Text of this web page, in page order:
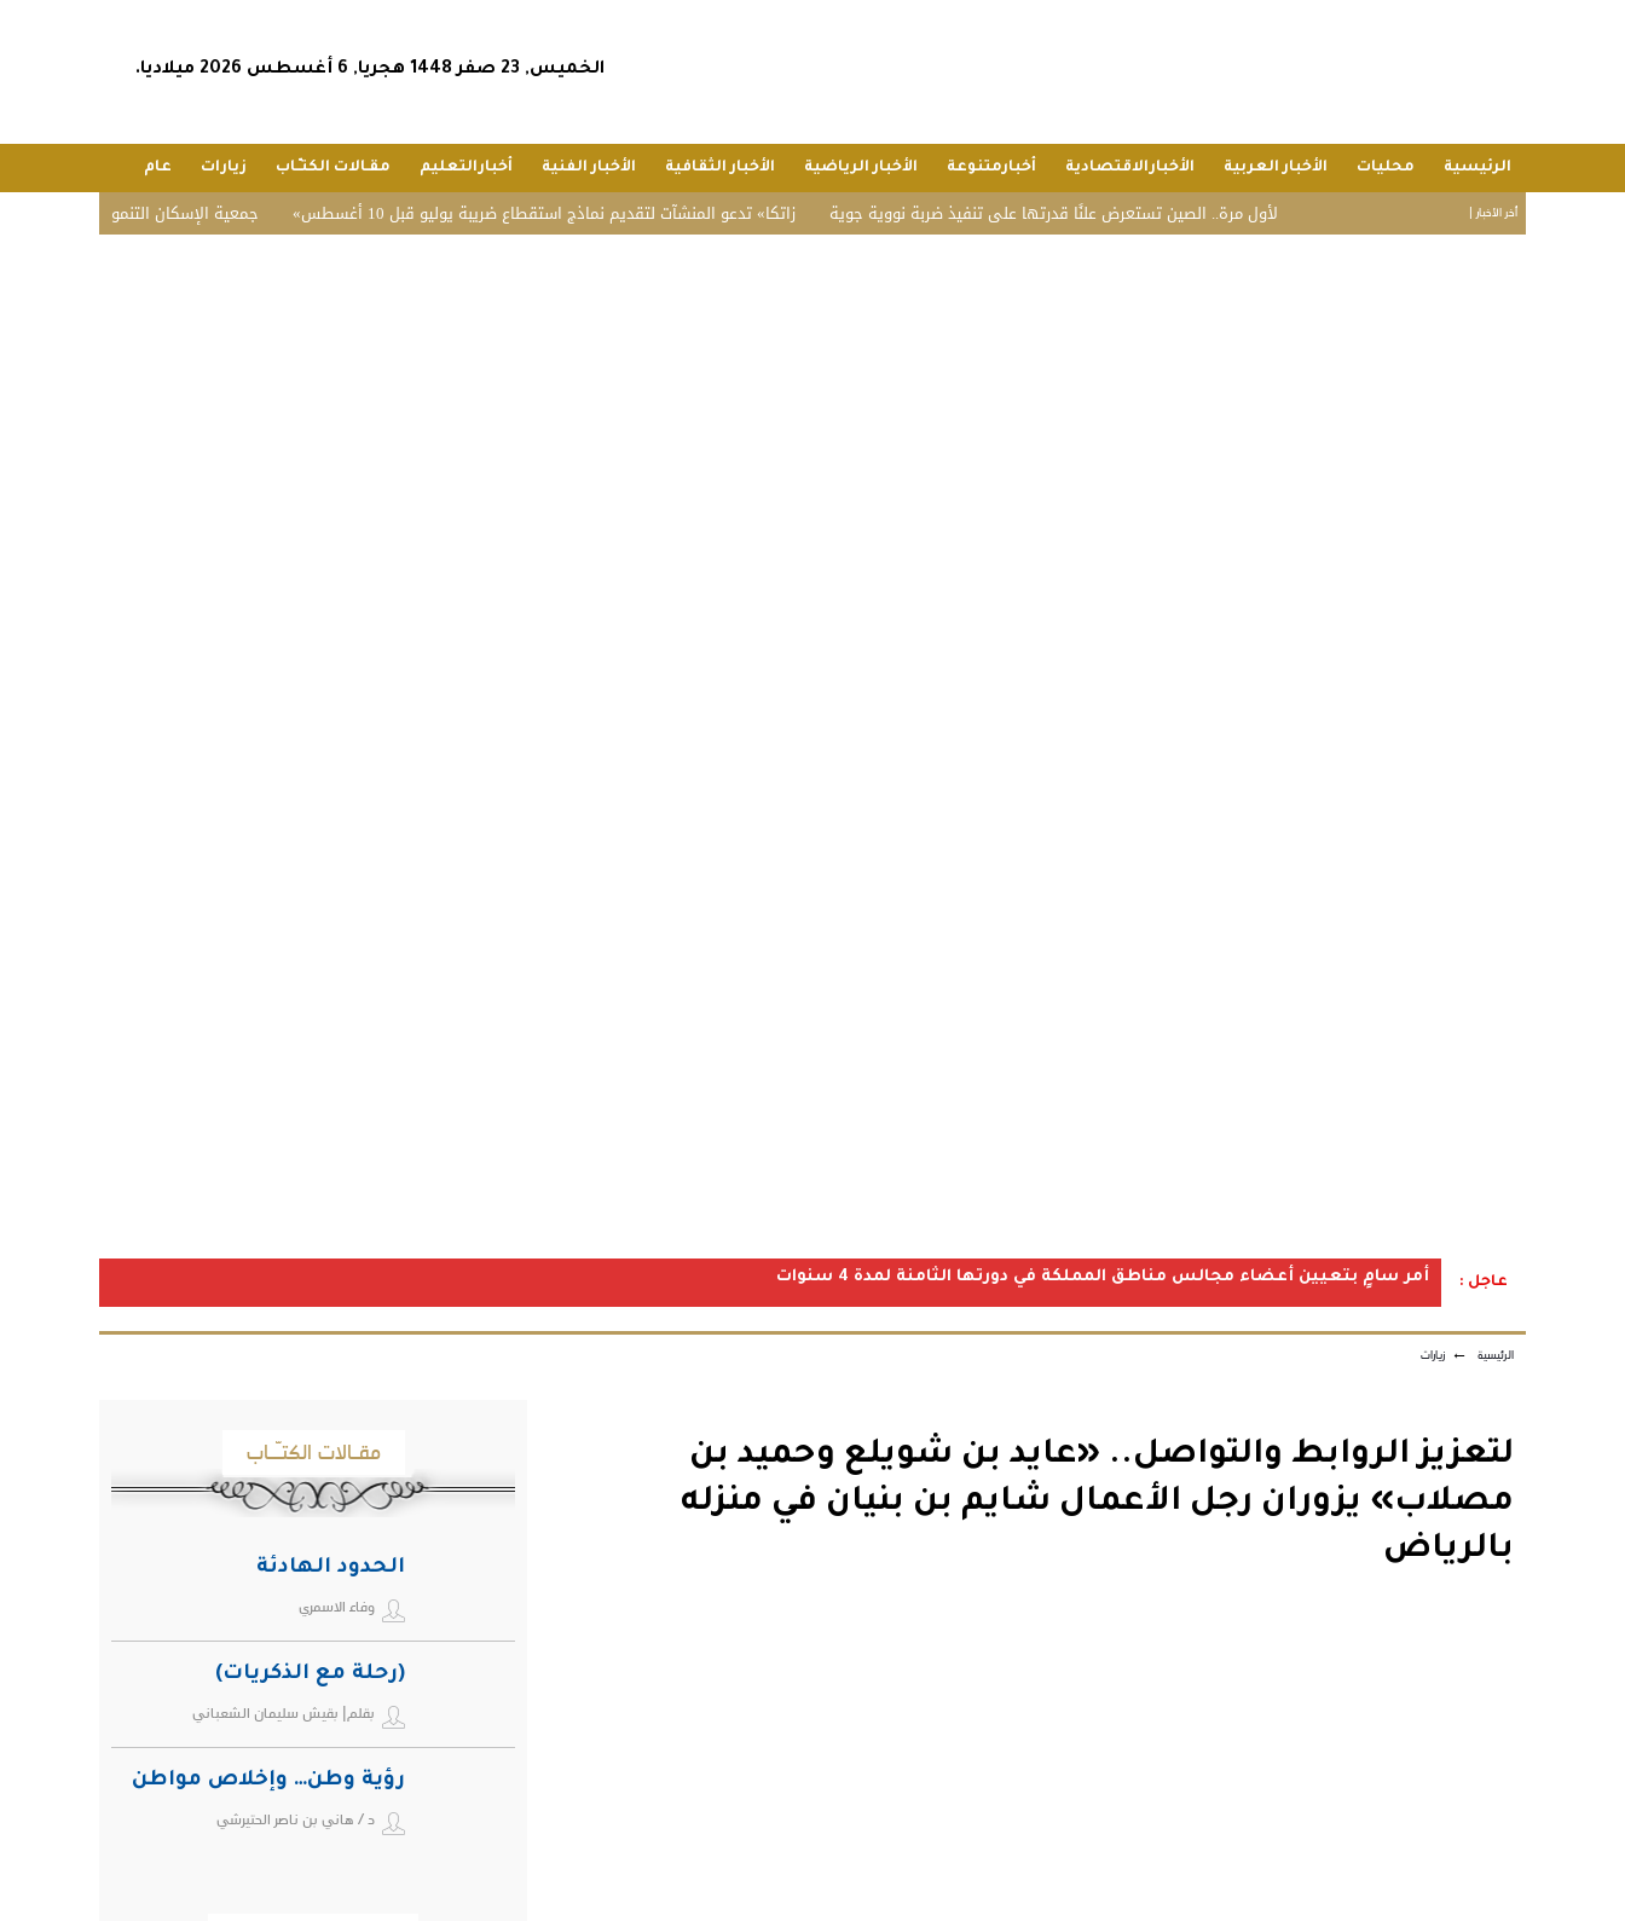
الخميس, 23 صفر 1448 هجريا, 6 أغسطس 2026 ميلاديا.
الرئيسية محليات الأخبار العربية الأخبارالاقتصادية أخبارمتنوعة الأخبار الرياضية الأخبار الثقافية الأخبار الفنية أخبارالتعليم مقـالات الكتـّـاب زيارات عام
أخر الأخبار | جمعية الإسكان التنموي بفيضة أثقب تحقق 96.3% في تقييم الحوكمة «زاتكا» تدعو المنشآت لتقديم نماذج استقطاع ضريبة يوليو قبل 10 أغسطس لأول مرة.. الصين تستعرض علنًا قدرتها على تنفيذ ضربة نووية جوية
عاجل : أمر سامٍ بتعيين أعضاء مجالس مناطق المملكة في دورتها الثامنة لمدة 4 سنوات
الرئيسية ← زيارات
لتعزيز الروابط والتواصل.. «عايد بن شويلع وحميد بن
مصلاب» يزوران رجل الأعمال شايم بن بنيان في منزله
بالرياض
مقـالات الكتـّـاب
الحدود الهادئة
وفاء الاسمري
(رحلة مع الذكريات)
بقلم| بقيش سليمان الشعباني
رؤية وطن… وإخلاص مواطن
د / هاني بن ناصر الحتيرشي